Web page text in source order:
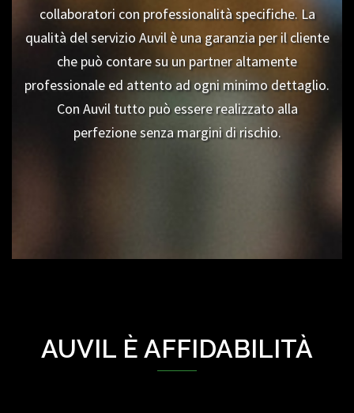
collaboratori con professionalità specifiche. La
qualità del servizio Auvil è una garanzia per il cliente
che può contare su un partner altamente
professionale ed attento ad ogni minimo dettaglio.
Con Auvil tutto può essere realizzato alla
perfezione senza margini di rischio.
AUVIL È AFFIDABILITÀ